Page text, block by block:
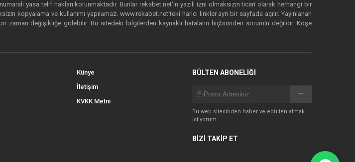
yasa telif hakları korunmaktadır. Bunlar rekabet.net’in yazılı izni olmaksızın ticari olarak herhangi bir
kopyalama ve kullanımı yapılamaz. www.rekabet.net’teki harici linkler ayrı bir sayfada açılır. Yayınlanan
zaman değişikliğe gidebilir. Bu sitedeki bilgilerden kaynaklı hataların hiçbirinden sorumlu değildir. Köşe
Künye
İletişim
KVKK Metni
BÜLTEN ABONELİĞİ
Bu web sitesinden haber ve ebülten almak
İstiyorum
BİZİ TAKİP ET